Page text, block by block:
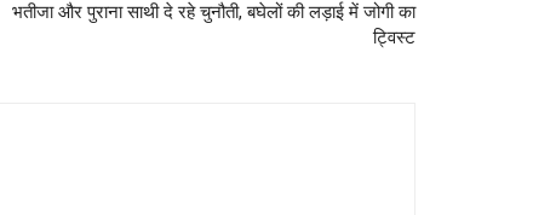
भतीजा और पुराना साथी दे रहे चुनौती, बघेलों की लड़ाई में जोगी का
ट्विस्ट